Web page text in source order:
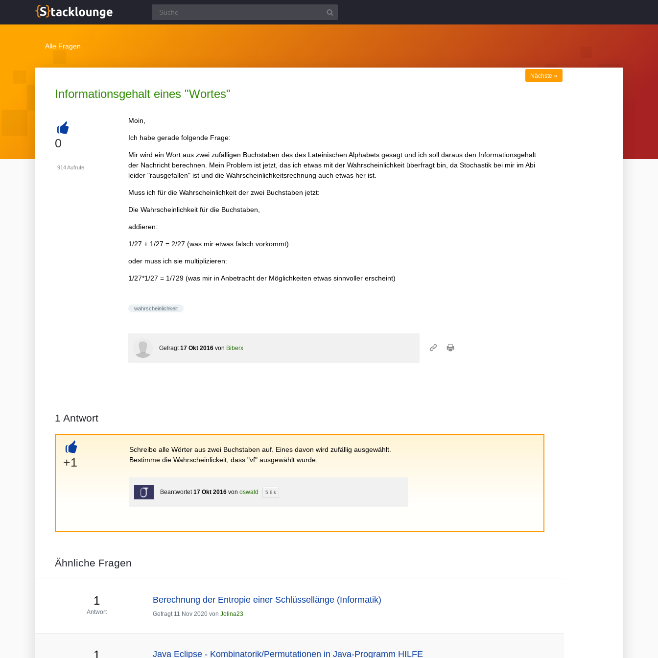
Alle Fragen
Informationsgehalt eines "Wortes"
Nächste »
+
0
914Aufrufe
Moin,
Ich habe gerade folgende Frage:
Mir wird ein Wort aus zwei zufälligen Buchstaben des des Lateinischen Alphabets gesagt und ich soll daraus den Informationsgehalt
der Nachricht berechnen. Mein Problem ist jetzt, das ich etwas mit der Wahrscheinlichkeit überfragt bin, da Stochastik bei mir im Abi
leider "rausgefallen" ist und die Wahrscheinlichkeitsrechnung auch etwas her ist.
Muss ich für die Wahrscheinlichkeit der zwei Buchstaben jetzt:
Die Wahrscheinlichkeit für die Buchstaben,
addieren:
1/27 + 1/27 = 2/27 (was mir etwas falsch vorkommt)
oder muss ich sie multiplizieren:
1/27*1/27 = 1/729 (was mir in Anbetracht der Möglichkeiten etwas sinnvoller erscheint)
wahrscheinlichkeit
Gefragt 17 Okt 2016 von Biberx
1 Antwort
+
+1
Schreibe alle Wörter aus zwei Buchstaben auf. Eines davon wird zufällig ausgewählt.
Bestimme die Wahrscheinlickeit, dass "vf" ausgewählt wurde.
Beantwortet 17 Okt 2016 vonoswald 5,8 k
Ähnliche Fragen
1
Antwort
Berechnung der Entropie einer Schlüssellänge (Informatik)
Gefragt 11 Nov 2020 von Jolina23
1 Java Eclipse - Kombinatorik/Permutationen in Java-Programm HILFE